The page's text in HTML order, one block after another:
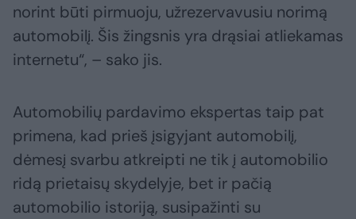
norint būti pirmuoju, užrezervavusiu norimą
automobilį. Šis žingsnis yra drąsiai atliekamas
internetu“, – sako jis.
Automobilių pardavimo ekspertas taip pat
primena, kad prieš įsigyjant automobilį,
dėmesį svarbu atkreipti ne tik į automobilio
ridą prietaisų skydelyje, bet ir pačią
automobilio istoriją, susipažinti su